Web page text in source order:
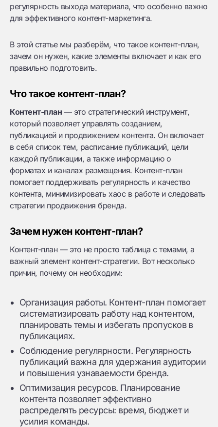
регулярность выхода материала, что особенно важно
для эффективного контент-маркетинга.
В этой статье мы разберём, что такое контент-план,
зачем он нужен, какие элементы включает и как его
правильно подготовить.
Что такое контент-план?
Контент-план — это стратегический инструмент,
который позволяет управлять созданием,
публикацией и продвижением контента. Он включает
в себя список тем, расписание публикаций, цели
каждой публикации, а также информацию о
форматах и каналах размещения. Контент-план
помогает поддерживать регулярность и качество
контента, минимизировать хаос в работе и следовать
стратегии продвижения бренда.
Зачем нужен контент-план?
Контент-план — это не просто таблица с темами, а
важный элемент контент-стратегии. Вот несколько
причин, почему он необходим:
Организация работы. Контент-план помогает
систематизировать работу над контентом,
планировать темы и избегать пропусков в
публикациях.
Соблюдение регулярности. Регулярность
публикаций важна для удержания аудитории
и повышения узнаваемости бренда.
Оптимизация ресурсов. Планирование
контента позволяет эффективно
распределять ресурсы: время, бюджет и
усилия команды.